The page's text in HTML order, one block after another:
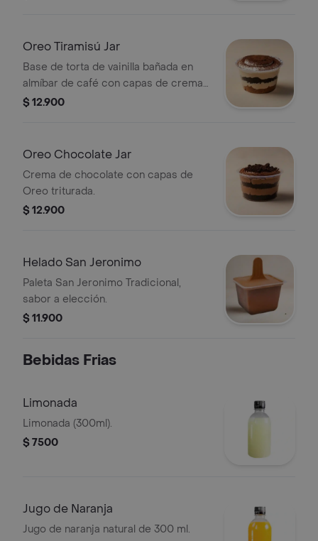
Oreo Tiramisú Jar
Base de torta de vainilla bañada en
almíbar de café con capas de crema
de tiramisú y Oreo.
$ 12.900
Oreo Chocolate Jar
Crema de chocolate con capas de
Oreo triturada.
$ 12.900
Helado San Jeronimo
Paleta San Jeronimo Tradicional,
sabor a elección.
$ 11.900
Bebidas Frias
Limonada
Limonada (300ml).
$ 7500
Jugo de Naranja
Jugo de naranja natural de 300 ml.